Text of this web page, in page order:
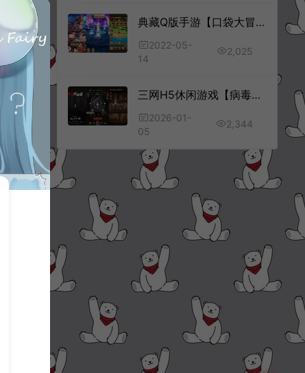
典藏Q版手游【口袋大冒险】5月最新整理Win一键既玩服务端+充值教程+安卓+详细搭建教程
2022-05-
14
2,025
三网H5休闲游戏【病毒大逃杀H5指令版】1月最新整理Linux手工服务端+Win一键服务端+解压即玩+GM指令+简易安卓客户端+详细搭建教程
2026-01-
05
2,344